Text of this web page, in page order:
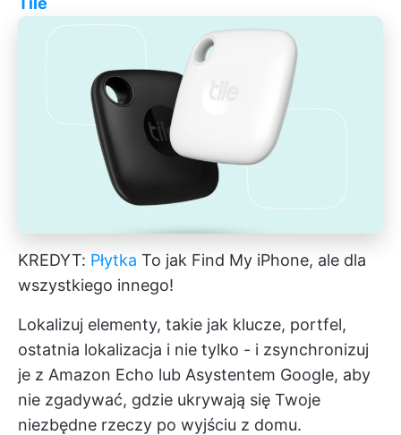
KREDYT: Płytka To jak Find My iPhone, ale dla
wszystkiego innego!
Lokalizuj elementy, takie jak klucze, portfel,
ostatnia lokalizacja i nie tylko - i zsynchronizuj
je z Amazon Echo lub Asystentem Google, aby
nie zgadywać, gdzie ukrywają się Twoje
niezbędne rzeczy po wyjściu z domu.